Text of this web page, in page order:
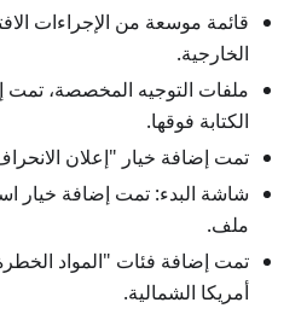
قائمة موسعة من الإجراءات
الخارجية.
ملفات التوجيه المخصصة، تمت
الكتابة فوقها.
تمت إضافة خيار "إعلان
ملف.
تمت إضافة فئات "المواد
أمريكا الشمالية.